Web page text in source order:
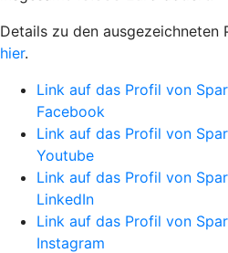
Details zu den ausgezeichneten
hier.
Link auf das Profil von
Facebook
Link auf das Profil von
Youtube
Link auf das Profil von
LinkedIn
Link auf das Profil von
Instagram